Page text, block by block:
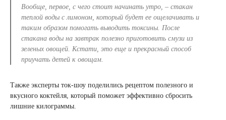
Вообще, первое, с чего стоит начинать утро, – стакан
теплой воды с лимоном, который будет ее ощелачивать и
таким образом помогать выводить токсины. После
стакана воды на завтрак полезно приготовить смузи из
зеленых овощей. Кстати, это еще и прекрасный способ
приучать детей к овощам.
Также эксперты ток-шоу поделились рецептом полезного и
вкусного коктейля, который поможет эффективно сбросить
лишние килограммы.